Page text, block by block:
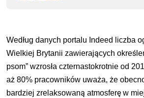
Według danych portalu Indeed liczba
Wielkiej Brytanii zawierających
psom” wzrosła czternastokrotnie od
aż 80% pracowników uważa, że
bardziej zrelaksowaną atmosferę w